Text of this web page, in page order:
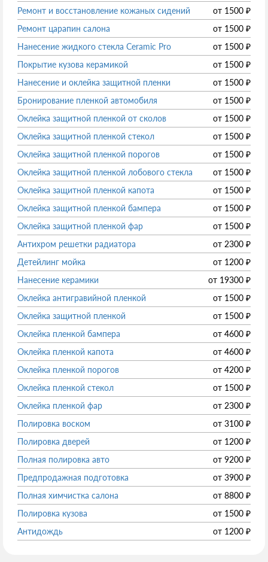
Ремонт и восстановление кожаных сидений
от 1500 ₽
Ремонт царапин салона
от 1500 ₽
Нанесение жидкого стекла Ceramic Pro
от 1500 ₽
Покрытие кузова керамикой
от 1500 ₽
Нанесение и оклейка защитной пленки
от 1500 ₽
Бронирование пленкой автомобиля
от 1500 ₽
Оклейка защитной пленкой от сколов
от 1500 ₽
Оклейка защитной пленкой стекол
от 1500 ₽
Оклейка защитной пленкой порогов
от 1500 ₽
Оклейка защитной пленкой лобового стекла
от 1500 ₽
Оклейка защитной пленкой капота
от 1500 ₽
Оклейка защитной пленкой бампера
от 1500 ₽
Оклейка защитной пленкой фар
от 1500 ₽
Антихром решетки радиатора
от 2300 ₽
Детейлинг мойка
от 1200 ₽
Нанесение керамики
от 19300 ₽
Оклейка антигравийной пленкой
от 1500 ₽
Оклейка защитной пленкой
от 1500 ₽
Оклейка пленкой бампера
от 4600 ₽
Оклейка пленкой капота
от 4600 ₽
Оклейка пленкой порогов
от 4200 ₽
Оклейка пленкой стекол
от 1500 ₽
Оклейка пленкой фар
от 2300 ₽
Полировка воском
от 3100 ₽
Полировка дверей
от 1200 ₽
Полная полировка авто
от 9200 ₽
Предпродажная подготовка
от 3900 ₽
Полная химчистка салона
от 8800 ₽
Полировка кузова
от 1500 ₽
Антидождь
от 1200 ₽